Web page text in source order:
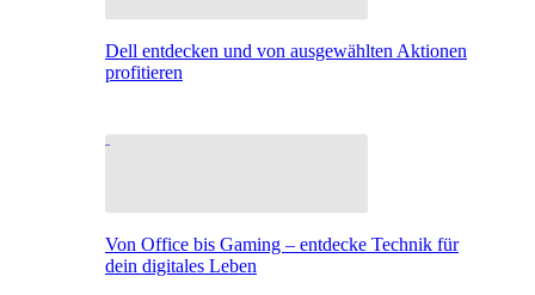
Dell entdecken und von ausgewählten Aktionen
profitieren
Von Office bis Gaming – entdecke Technik für
dein digitales Leben